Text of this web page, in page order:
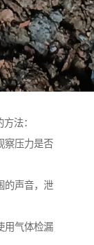
法：
察压力是否
的声音，泄
用气体检漏